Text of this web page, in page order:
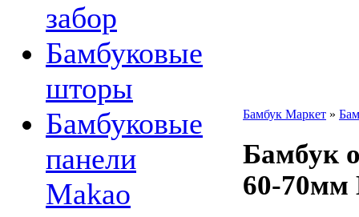
забор
Бамбуковые
шторы
Бамбуковые
панели
Makao
Бамбук Маркет »
Бамбук
60-70мм